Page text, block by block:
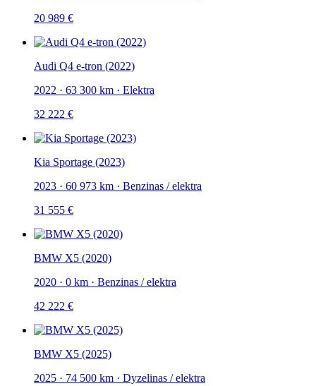
20 989 €
Audi Q4 e-tron (2022)
2022 · 63 300 km · Elektra
32 222 €
Kia Sportage (2023)
2023 · 60 973 km · Benzinas / elektra
31 555 €
BMW X5 (2020)
2020 · 0 km · Benzinas / elektra
42 222 €
BMW X5 (2025)
2025 · 74 500 km · Dyzelinas / elektra